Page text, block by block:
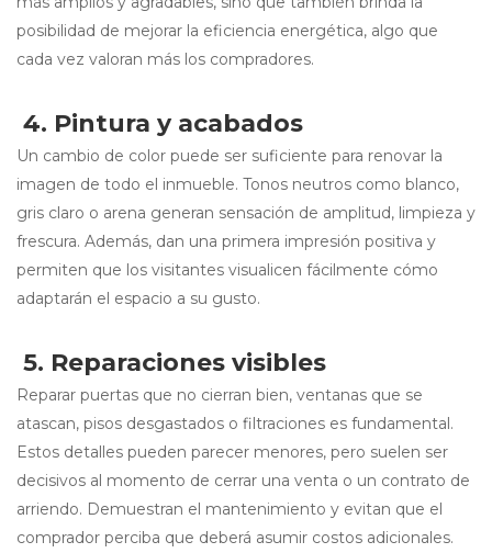
posibilidad de mejorar la eficiencia energética, algo que
cada vez valoran más los compradores.
4. Pintura y acabados
Un cambio de color puede ser suficiente para renovar la
imagen de todo el inmueble. Tonos neutros como blanco,
gris claro o arena generan sensación de amplitud, limpieza y
frescura. Además, dan una primera impresión positiva y
permiten que los visitantes visualicen fácilmente cómo
adaptarán el espacio a su gusto.
5. Reparaciones visibles
Reparar puertas que no cierran bien, ventanas que se
atascan, pisos desgastados o filtraciones es fundamental.
Estos detalles pueden parecer menores, pero suelen ser
decisivos al momento de cerrar una venta o un contrato de
arriendo. Demuestran el mantenimiento y evitan que el
comprador perciba que deberá asumir costos adicionales.